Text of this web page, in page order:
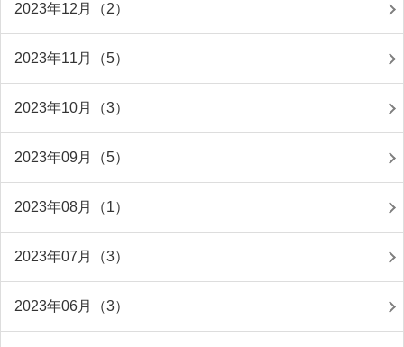
2023年12月（2）
2023年11月（5）
2023年10月（3）
2023年09月（5）
2023年08月（1）
2023年07月（3）
2023年06月（3）